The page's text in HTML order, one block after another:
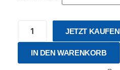
JETZT KAUFEN
IN DEN WARENKORB